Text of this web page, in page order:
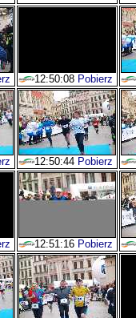
12:50:08 Pobierz
12:50:44 Pobierz
12:51:16 Pobierz